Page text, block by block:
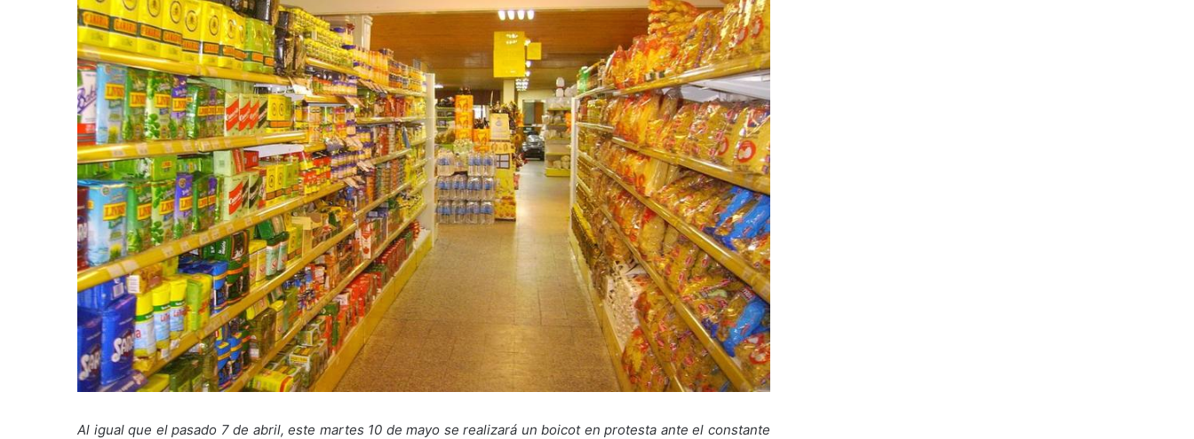
Al igual que el pasado 7 de abril, este martes 10 de mayo se realizará un boicot en protesta ante el constante